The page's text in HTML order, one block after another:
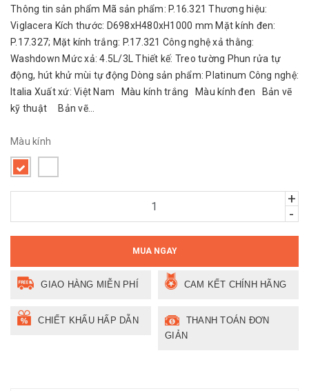
Thông tin sản phẩm Mã sản phẩm: P.16.321 Thương hiệu:
Viglacera Kích thước: D698xH480xH1000 mm Mặt kính đen:
P.17.327; Mặt kính trắng: P.17.321 Công nghệ xả thằng:
Washdown Mức xả: 4.5L/3L Thiết kế: Treo tường Phun rửa tự
động, hút khử mùi tự động Dòng sản phẩm: Platinum Công nghệ:
Italia Xuất xứ: Việt Nam Màu kính trắng Màu kính đen Bản vẽ
kỹ thuật Bản vẽ...
Màu kính
+
-
MUA NGAY
GIAO HÀNG MIỄN PHÍ CAM KẾT CHÍNH HÃNG
CHIẾT KHẤU HẤP DẪN
THANH TOÁN ĐƠN
GIẢN